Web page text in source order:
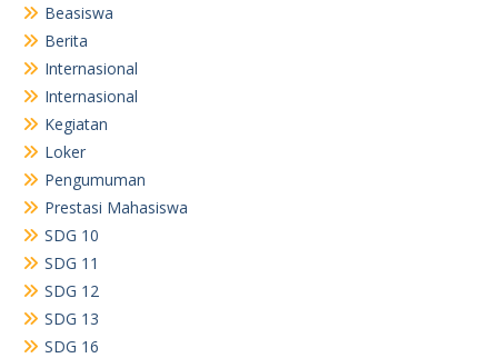
Beasiswa
Berita
Internasional
Internasional
Kegiatan
Loker
Pengumuman
Prestasi Mahasiswa
SDG 10
SDG 11
SDG 12
SDG 13
SDG 16